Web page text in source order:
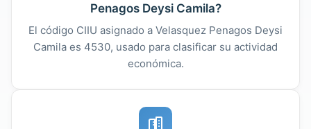
Penagos Deysi Camila?
El código CIIU asignado a Velasquez Penagos Deysi
Camila es 4530, usado para clasificar su actividad
económica.